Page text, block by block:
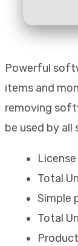
Powerful
items and
removing
be used by
Total
Simple
Total